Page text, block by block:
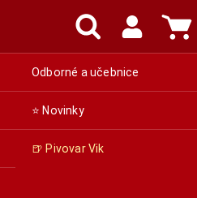
Odborné a učebnice
⭐ Novinky
🍺 Pivovar Vik